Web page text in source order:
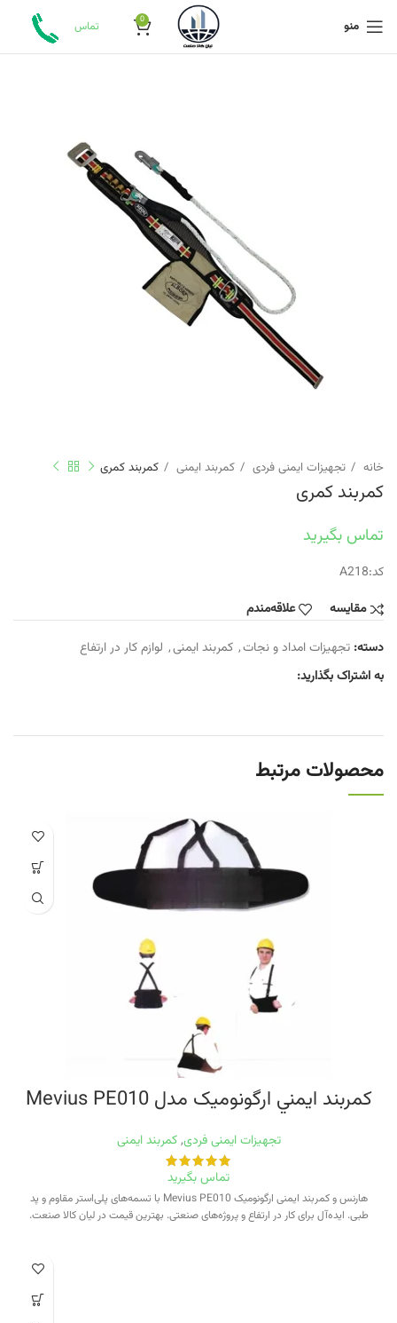
منو 0 تماس
خانه تجهیزات ایمنی فردی کمربند ایمنی کمربند کمری
کمربند کمری
تماس بگیرید
کد:A218
مقایسه
علاقه‌مندم
دسته: تجهیزات امداد و نجات, کمربند ایمنی, لوازم کار در ارتفاع
به اشتراک بگذارید:
محصولات مرتبط
کمربند ايمني ارگونوميک مدل Mevius PE010
تجهیزات ایمنی فردی, کمربند ایمنی
تماس بگیرید
هارنس و کمربند ایمنی ارگونومیک Mevius PE010 با تسمه‌های پلی‌استر مقاوم و پد
طبی. ایده‌آل برای کار در ارتفاع و پروژه‌های صنعتی. بهترین قیمت در لیان کالا صنعت.